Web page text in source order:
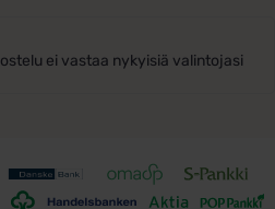
ei vastaa nykyisiä valintojasi